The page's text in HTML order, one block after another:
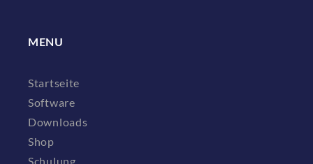
MENU
Startseite
Software
Downloads
Shop
Schulung